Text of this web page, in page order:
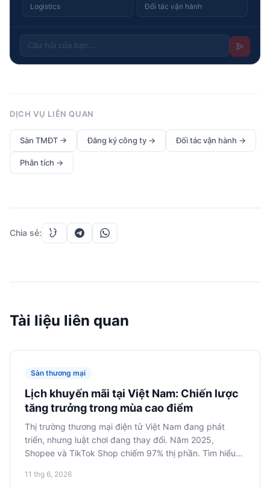
Logistics Đối tác vận hành
DỊCH VỤ LIÊN QUAN
Sàn TMĐT → Đăng ký công ty → Đối tác vận hành →
Phân tích →
Chia sẻ:
Tài liệu liên quan
Sàn thương mại
Lịch khuyến mãi tại Việt Nam: Chiến lược
tăng trưởng trong mùa cao điểm
Thị trường thương mại điện tử Việt Nam đang phát
triển, nhưng luật chơi đang thay đổi. Năm 2025,
Shopee và TikTok Shop chiếm 97% thị phần. Tìm hiểu
đôi, để phát triển thương hiệu của bạn, tập trung vào
11 thg 6, 2026